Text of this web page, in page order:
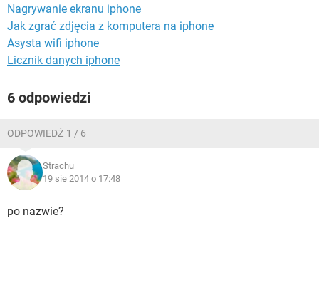
Nagrywanie ekranu iphone
Jak zgrać zdjęcia z komputera na iphone
Asysta wifi iphone
Licznik danych iphone
6 odpowiedzi
ODPOWIEDŹ 1 / 6
Strachu
19 sie 2014 o 17:48
po nazwie?